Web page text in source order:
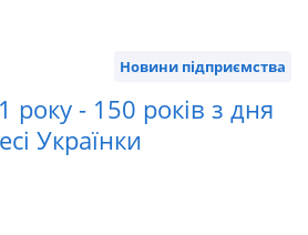
Новини підприємства
року - 150 років з дня
Українки